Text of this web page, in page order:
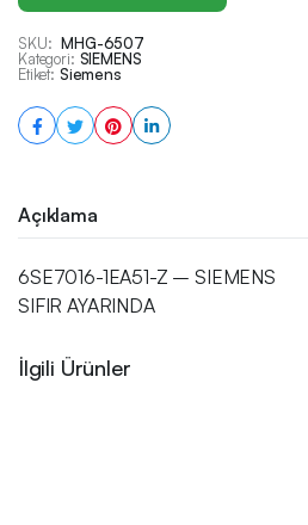
SKU: MHG-6507
Kategori: SIEMENS
Etiket: Siemens
Açıklama
6SE7016-1EA51-Z – SIEMENS
SIFIR AYARINDA
İlgili Ürünler